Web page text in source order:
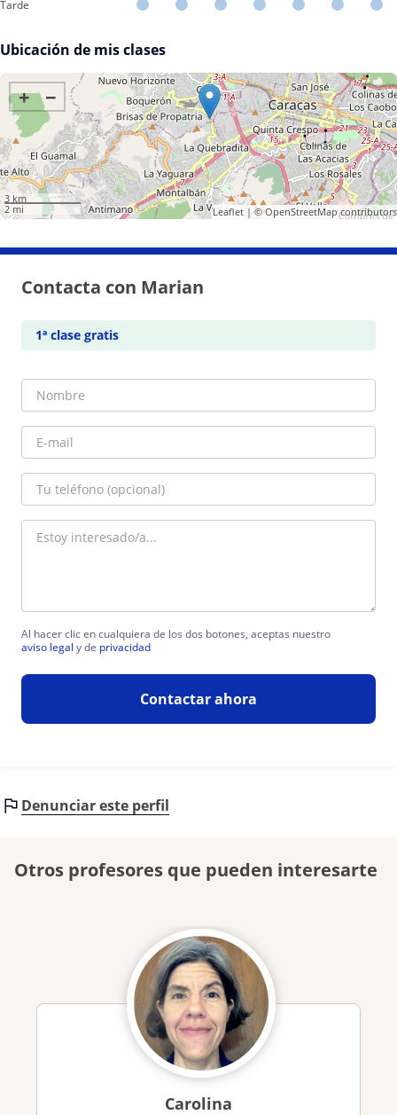
Tarde
Ubicación de mis clases
+ −
3 km
2 mi
Leaflet| ©OpenStreetMapcontributors
Contacta con Marian
1ª clase gratis
Al hacer clic en cualquiera de los dos botones, aceptas nuestro
aviso legal y de privacidad
Contactar ahora
Denunciar este perfil
Otros profesores que pueden interesarte
Carolina